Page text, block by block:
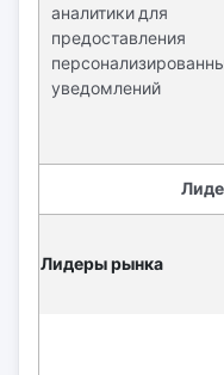
аналитики для
предоставления
уведомлений
Лидеры рынка